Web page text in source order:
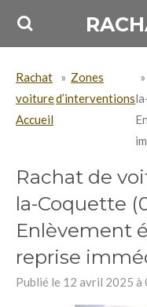
Passer
principal
Rachat
voiture
Accueil
» Zones
d’interventions
»
Rachat de
la-Coquette
Enlèvement
reprise
Publié le 12 avril 2025 à